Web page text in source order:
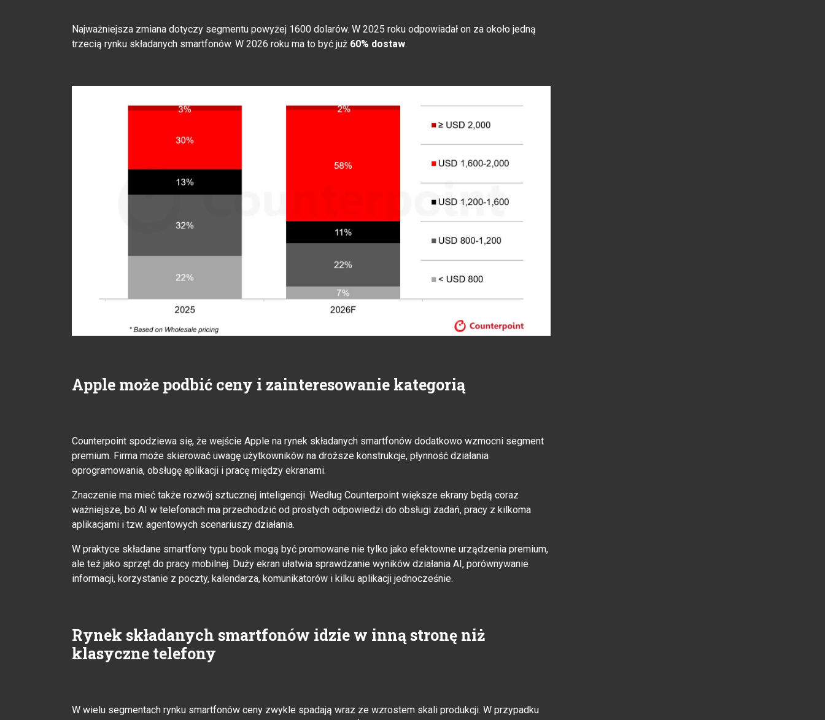
Najważniejsza zmiana dotyczy segmentu powyżej 1600 dolarów. W 2025 roku odpowiadał on za około jedną
trzecią rynku składanych smartfonów. W 2026 roku ma to być już 60% dostaw.
Apple może podbić ceny i zainteresowanie kategorią
Counterpoint spodziewa się, że wejście Apple na rynek składanych smartfonów dodatkowo wzmocni segment
premium. Firma może skierować uwagę użytkowników na droższe konstrukcje, płynność działania
oprogramowania, obsługę aplikacji i pracę między ekranami.
Znaczenie ma mieć także rozwój sztucznej inteligencji. Według Counterpoint większe ekrany będą coraz
ważniejsze, bo AI w telefonach ma przechodzić od prostych odpowiedzi do obsługi zadań, pracy z kilkoma
aplikacjami i tzw. agentowych scenariuszy działania.
W praktyce składane smartfony typu book mogą być promowane nie tylko jako efektowne urządzenia premium,
ale też jako sprzęt do pracy mobilnej. Duży ekran ułatwia sprawdzanie wyników działania AI, porównywanie
informacji, korzystanie z poczty, kalendarza, komunikatorów i kilku aplikacji jednocześnie.
Rynek składanych smartfonów idzie w inną stronę niż
klasyczne telefony
W wielu segmentach rynku smartfonów ceny zwykle spadają wraz ze wzrostem skali produkcji. W przypadku